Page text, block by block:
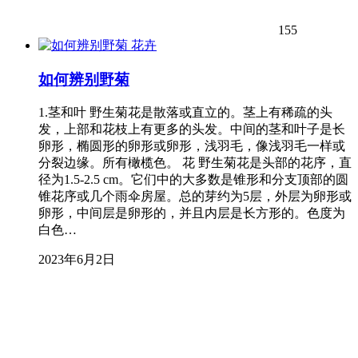
155
花卉
如何辨别野菊
1.茎和叶 野生菊花是散落或直立的。茎上有稀疏的头
发，上部和花枝上有更多的头发。中间的茎和叶子是长
卵形，椭圆形的卵形或卵形，浅羽毛，像浅羽毛一样或
分裂边缘。所有橄榄色。 花 野生菊花是头部的花序，直
径为1.5-2.5 cm。它们中的大多数是锥形和分支顶部的圆
锥花序或几个雨伞房屋。总的芽约为5层，外层为卵形或
卵形，中间层是卵形的，并且内层是长方形的。色度为
白色…
2023年6月2日